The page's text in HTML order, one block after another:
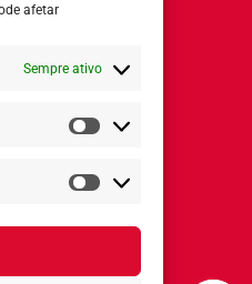
afetar
Sempre ativo
Estatísticas
Marketing
18h